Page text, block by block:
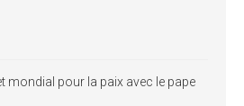
mondial pour la paix avec le pape